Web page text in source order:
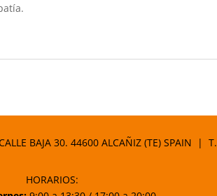
BAJA 30. 44600 ALCAÑIZ (TE) SPAIN | T.
HORARIOS: